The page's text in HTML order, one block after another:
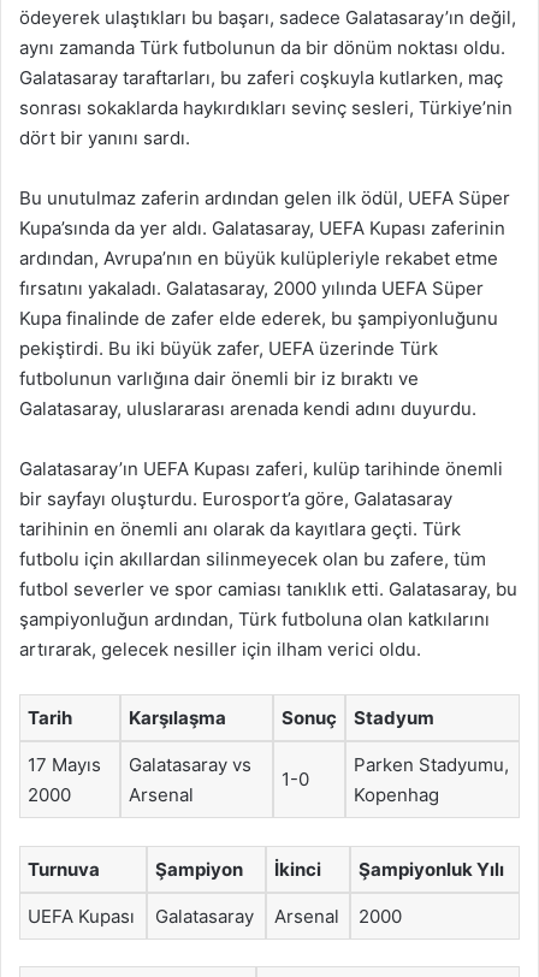
ödeyerek ulaştıkları bu başarı, sadece Galatasaray’ın değil,
aynı zamanda Türk futbolunun da bir dönüm noktası oldu.
Galatasaray taraftarları, bu zaferi coşkuyla kutlarken, maç
sonrası sokaklarda haykırdıkları sevinç sesleri, Türkiye’nin
dört bir yanını sardı.
Bu unutulmaz zaferin ardından gelen ilk ödül, UEFA Süper
Kupa’sında da yer aldı. Galatasaray, UEFA Kupası zaferinin
ardından, Avrupa’nın en büyük kulüpleriyle rekabet etme
fırsatını yakaladı. Galatasaray, 2000 yılında UEFA Süper
Kupa finalinde de zafer elde ederek, bu şampiyonluğunu
pekiştirdi. Bu iki büyük zafer, UEFA üzerinde Türk
futbolunun varlığına dair önemli bir iz bıraktı ve
Galatasaray, uluslararası arenada kendi adını duyurdu.
Galatasaray’ın UEFA Kupası zaferi, kulüp tarihinde önemli
bir sayfayı oluşturdu. Eurosport’a göre, Galatasaray
tarihinin en önemli anı olarak da kayıtlara geçti. Türk
futbolu için akıllardan silinmeyecek olan bu zafere, tüm
futbol severler ve spor camiası tanıklık etti. Galatasaray, bu
şampiyonluğun ardından, Türk futboluna olan katkılarını
artırarak, gelecek nesiller için ilham verici oldu.
Tarih Karşılaşma Sonuç Stadyum
17 Mayıs
2000
Galatasaray vs
Arsenal
1-0
Parken Stadyumu,
Kopenhag
Turnuva Şampiyon İkinci Şampiyonluk Yılı
UEFA Kupası Galatasaray Arsenal 2000